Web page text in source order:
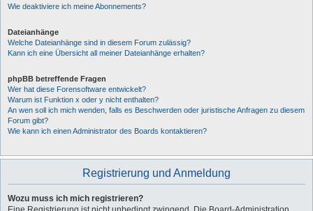
Wie deaktiviere ich meine Abonnements?
Dateianhänge
Welche Dateianhänge sind in diesem Forum zulässig?
Kann ich eine Übersicht all meiner Dateianhänge erhalten?
phpBB betreffende Fragen
Wer hat diese Forensoftware entwickelt?
Warum ist Funktion x oder y nicht enthalten?
An wen soll ich mich wenden, falls es Beschwerden oder juristische Anfragen zu diesem
Forum gibt?
Wie kann ich einen Administrator des Boards kontaktieren?
Registrierung und Anmeldung
Wozu muss ich mich registrieren?